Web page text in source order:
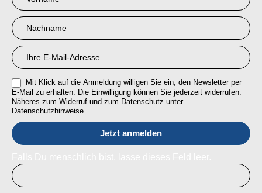
Anmeldung
RMI
Mit Klick auf die Anmeldung willigen Sie ein, den Newsletter per
E-Mail zu erhalten. Die Einwilligung können Sie jederzeit widerrufen.
Näheres zum Widerruf und zum Datenschutz unter
Datenschutzhinweise.